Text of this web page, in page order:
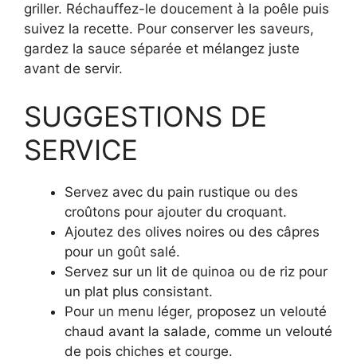
griller. Réchauffez-le doucement à la poêle puis
suivez la recette. Pour conserver les saveurs,
gardez la sauce séparée et mélangez juste
avant de servir.
SUGGESTIONS DE
SERVICE
Servez avec du pain rustique ou des
croûtons pour ajouter du croquant.
Ajoutez des olives noires ou des câpres
pour un goût salé.
Servez sur un lit de quinoa ou de riz pour
un plat plus consistant.
Pour un menu léger, proposez un velouté
chaud avant la salade, comme un velouté
de pois chiches et courge.